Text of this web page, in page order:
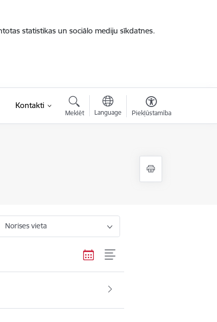
statistikas un sociālo mediju sīkdatnes.
Kontakti
Meklēt Language Piekļūstamība
Norises vieta